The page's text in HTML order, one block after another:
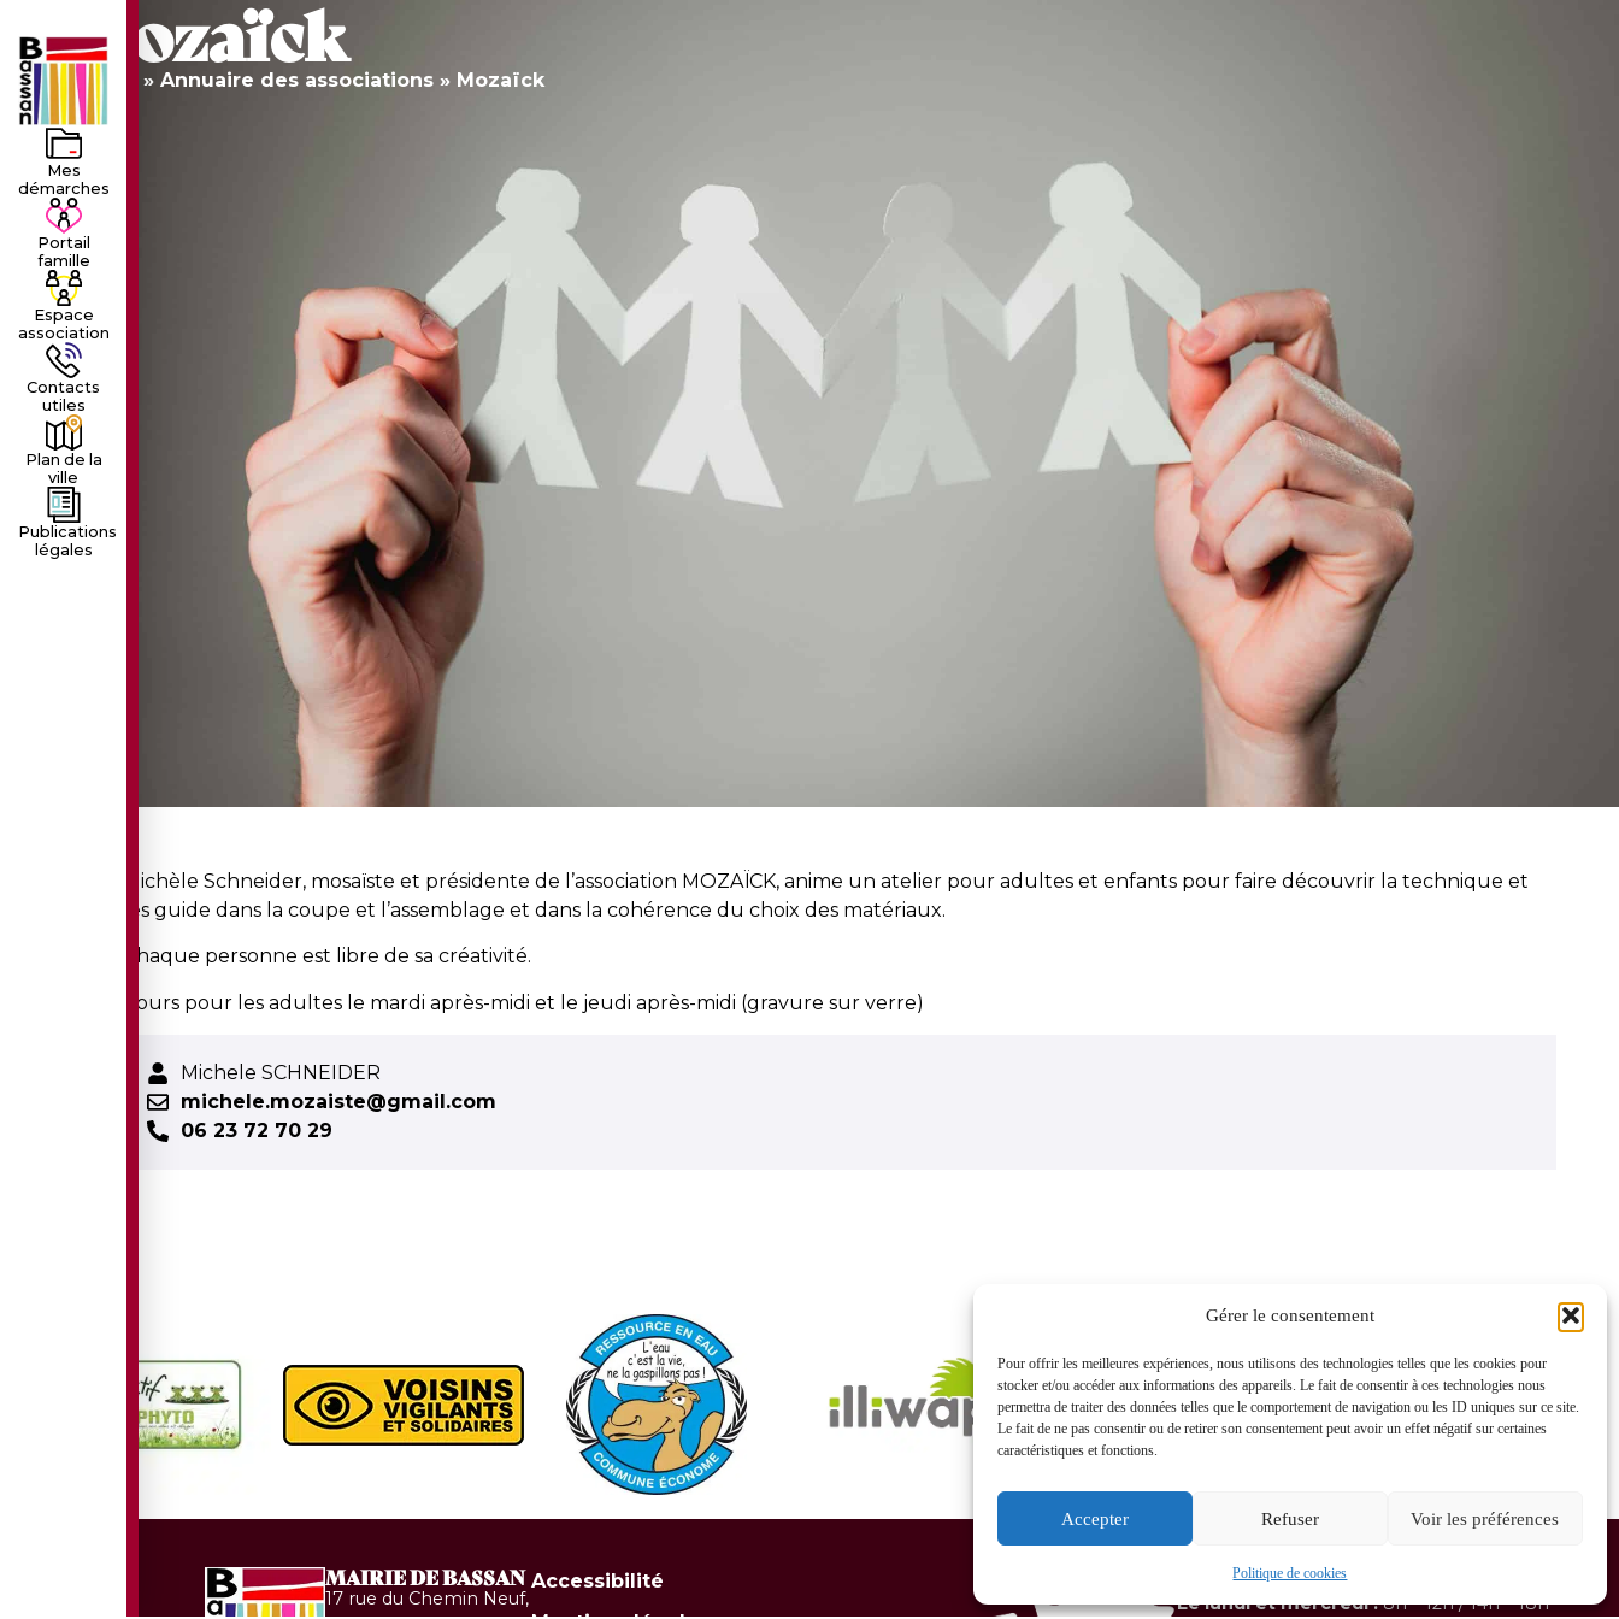
Gérer le consentement
Pour offrir les meilleures expériences, nous utilisons des technologies telles que les cookies pour
stocker et/ou accéder aux informations des appareils. Le fait de consentir à ces technologies nous
permettra de traiter des données telles que le comportement de navigation ou les ID uniques sur ce site.
Le fait de ne pas consentir ou de retirer son consentement peut avoir un effet négatif sur certaines
caractéristiques et fonctions.
Accepter Refuser Voir les préférences
Politique de cookies
LE VILLAGE
Mes
démarches
Portail
famille
Espace
association
Contacts
utiles
Plan de la
ville
Publications
légales
Mozaïck
Accueil » Annuaire des associations » Mozaïck
Michèle Schneider, mosaïste et présidente de l’association MOZAÏCK, anime un atelier pour adultes et enfants pour faire découvrir la technique et
les guide dans la coupe et l’assemblage et dans la cohérence du choix des matériaux.
Chaque personne est libre de sa créativité.
Cours pour les adultes le mardi après-midi et le jeudi après-midi (gravure sur verre)
Michele SCHNEIDER
michele.mozaiste@gmail.com
06 23 72 70 29
MAIRIE DE BASSAN
17 rue du Chemin Neuf,
Accessibilité
HORAIRES D'OUVERTURE
Le lundi et mercredi :8h – 12h / 14h – 18h